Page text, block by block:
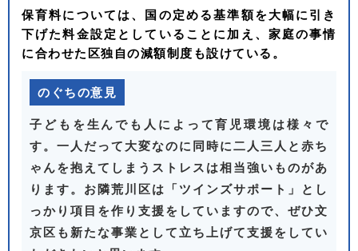
保育料については、国の定める基準額を大幅に引き
下げた料金設定としていることに加え、家庭の事情
に合わせた区独自の減額制度も設けている。
のぐちの意見
子どもを生んでも人によって育児環境は様々で
す。一人だって大変なのに同時に二人三人と赤ち
ゃんを抱えてしまうストレスは相当強いものがあ
ります。お隣荒川区は「ツインズサポート」とし
っかり項目を作り支援をしていますので、ぜひ文
京区も新たな事業として立ち上げて支援をしてい